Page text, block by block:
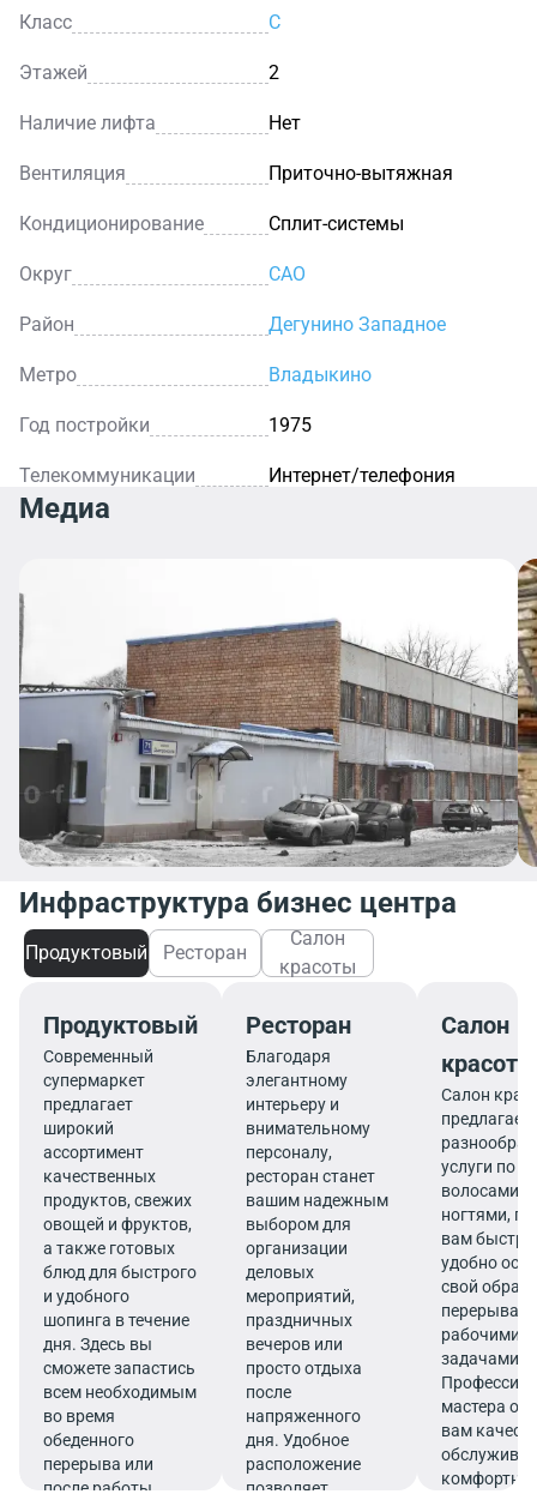
Класс C
Этажей 2
Наличие лифта Нет
Вентиляция Приточно-вытяжная
Кондиционирование Сплит-системы
Округ САО
Район Дегунино Западное
Метро Владыкино
Год постройки 1975
Телекоммуникации Интернет/телефония
Медиа
Инфраструктура бизнес центра
Продуктовый Ресторан
Салон
красоты
Продуктовый
Современный
супермаркет
предлагает
широкий
ассортимент
качественных
продуктов, свежих
овощей и фруктов,
а также готовых
блюд для быстрого
и удобного
шопинга в течение
дня. Здесь вы
сможете запастись
всем необходимым
во время
обеденного
перерыва или
после работы.
Ресторан
Благодаря
элегантному
интерьеру и
внимательному
персоналу,
ресторан станет
вашим надежным
выбором для
организации
деловых
мероприятий,
праздничных
вечеров или
просто отдыха
после
напряженного
дня. Удобное
расположение
позволяет
Салон
красоты
Салон
предлагает
услуги по
волосами,
ногтями,
вам быстро
удобно
свой образ
перерывах
рабочими
задачами.
мастера
вам